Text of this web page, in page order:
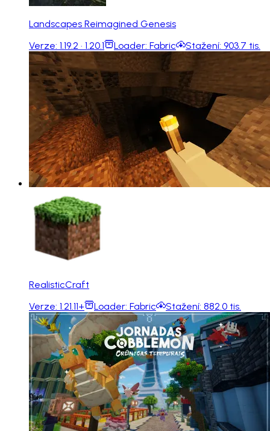
Landscapes Reimagined Genesis
Verze: 1.19.2 · 1.20.1 Loader: Fabric Stažení: 903.7 tis.
RealisticCraft
Verze: 1.21.11+ Loader: Fabric Stažení: 882.0 tis.